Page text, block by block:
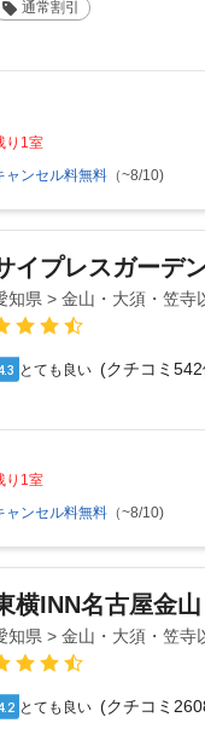
通常割引
り1室
ャンセル料無料 （~8/10)
イプレスガーデ
知県 > 金山・大須・笠寺
とても良い (クチコミ542
り1室
ャンセル料無料 （~8/10)
横INN名古屋金山
知県 > 金山・大須・笠寺
とても良い (クチコミ